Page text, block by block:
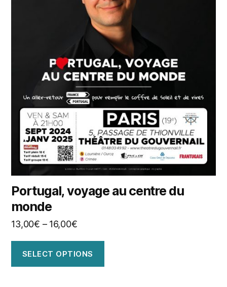
Portugal, voyage au centre du
monde
13,00€ – 16,00€
SELECT OPTIONS